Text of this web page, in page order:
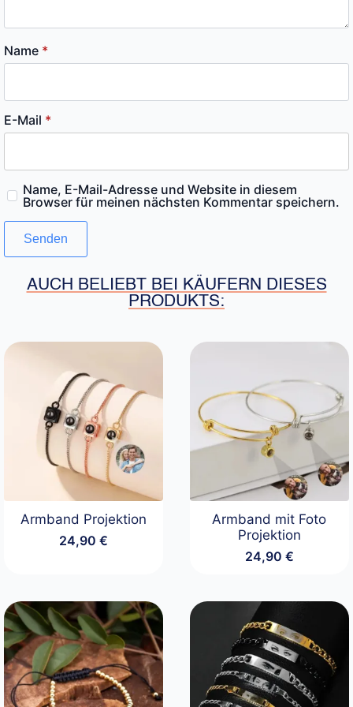
Name *
E-Mail *
Name, E-Mail-Adresse und Website in diesem
Browser für meinen nächsten Kommentar speichern.
AUCH BELIEBT BEI KÄUFERN DIESES
PRODUKTS:
Armband Projektion
24,90€
Armband mit Foto
Projektion
24,90 €